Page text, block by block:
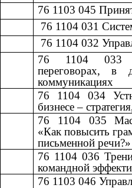
76 1103 045 ​​
​​ 76 1104 031 ​​
​​ 76 1104 032 ​​
76 1104 033
переговорах, в
коммуникациях
76 1104 034 ​​
бизнесе –
76 1104 035 ​​
«Как повысить
письменной речи?»
76 1104 036
командной
76 1103 046 ​​